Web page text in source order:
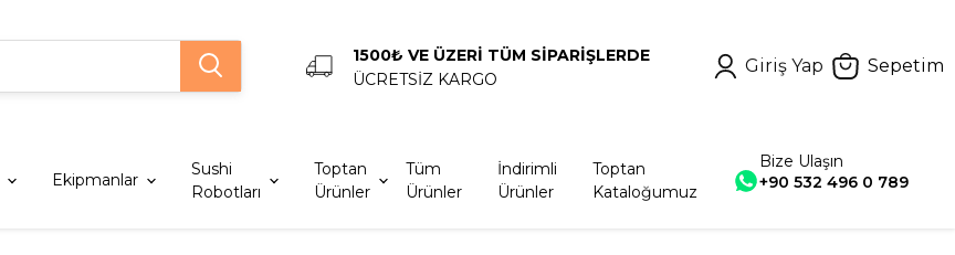
1500₺ VE ÜZERİ TÜM SİPARİŞLERDE
ÜCRETSİZ KARGO
Giriş Yap Sepetim
Ekipmanlar
Sushi
Robotları
Toptan
Ürünler
Tüm
Ürünler
İndirimli
Ürünler
Toptan
Kataloğumuz
Bize Ulaşın
+90 532 496 0 789